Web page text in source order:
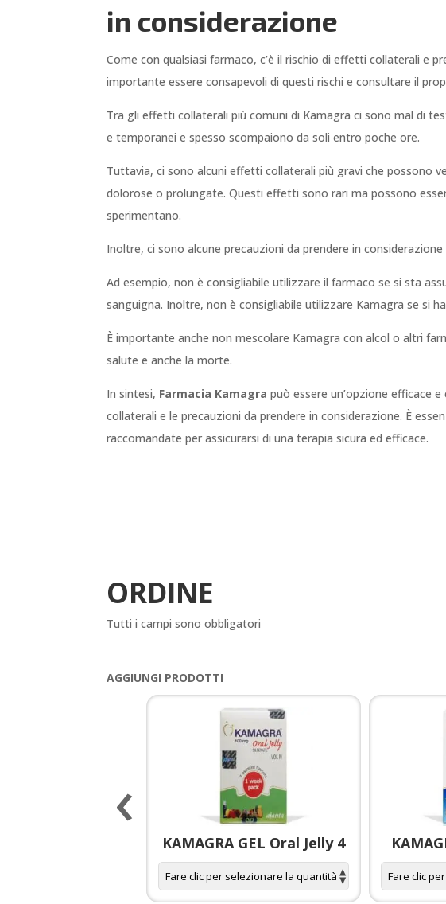
in considerazione
Come con qualsiasi farmaco, c’è il rischio di effetti collaterali e
importante essere consapevoli di questi rischi e consultare il
Tra gli effetti collaterali più comuni di Kamagra ci sono mal di
e temporanei e spesso scompaiono da soli entro poche ore.
Tuttavia, ci sono alcuni effetti collaterali più gravi che possono
dolorose o prolungate. Questi effetti sono rari ma possono
sperimentano.
Inoltre, ci sono alcune precauzioni da prendere in
Ad esempio, non è consigliabile utilizzare il farmaco se si sta
sanguigna. Inoltre, non è consigliabile utilizzare Kamagra se si
È importante anche non mescolare Kamagra con alcol o altri
salute e anche la morte.
In sintesi, Farmacia Kamagra può essere un’opzione efficace
collaterali e le precauzioni da prendere in considerazione. È
raccomandate per assicurarsi di una terapia sicura ed efficace.
ORDINE
Tutti i campi sono obbligatori
AGGIUNGI PRODOTTI
KAMAGRA GEL Oral Jelly 4
‹